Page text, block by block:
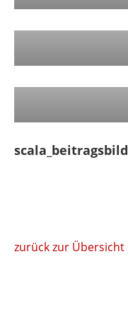
scala_beitragsbild
zurück zur Übersicht